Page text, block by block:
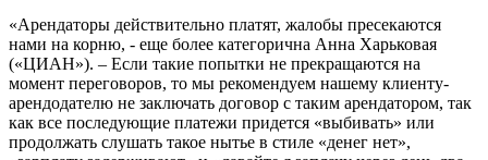
«Арендаторы действительно платят, жалобы пресекаются
нами на корню, - еще более категорична Анна Харьковая
(«ЦИАН»). – Если такие попытки не прекращаются на
момент переговоров, то мы рекомендуем нашему клиенту-
арендодателю не заключать договор с таким арендатором, так
как все последующие платежи придется «выбивать» или
продолжать слушать такое нытье в стиле «денег нет»,